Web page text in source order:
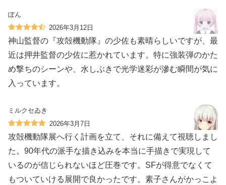
ぽん
2026年3月12日
神山監督の『攻殻機動隊』の少佐も素晴らしいですが、最
近は押井監督の少佐に惹かれています。特に強装弾のかた
め撃ちのシーンや、水しぶきで光学迷彩が滲む瞬間が気に
入っています。
ミルクセゐき
2026年3月7日
攻殻機動隊展へ行く計画を立て、それに備えて視聴しまし
た。90年代の派手な描き込みを本当に手描きで実現して
いるのが信じられないほど圧巻です。SFが得意でなくて
もついていける展開で良かったです。素子さんがかっこよ